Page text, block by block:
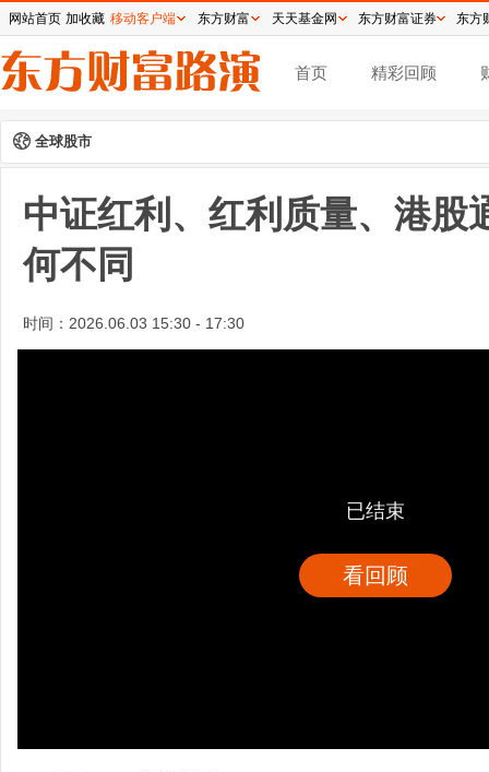
首页 精彩回顾
全球股市
中证红利、红利质量、港股
何不同
时间： 2026.06.03 15:30 - 17:30
已结束
看回顾
网站首页 加收藏 移动客户端 东方财富 天天基金网 东方财富证券 东方